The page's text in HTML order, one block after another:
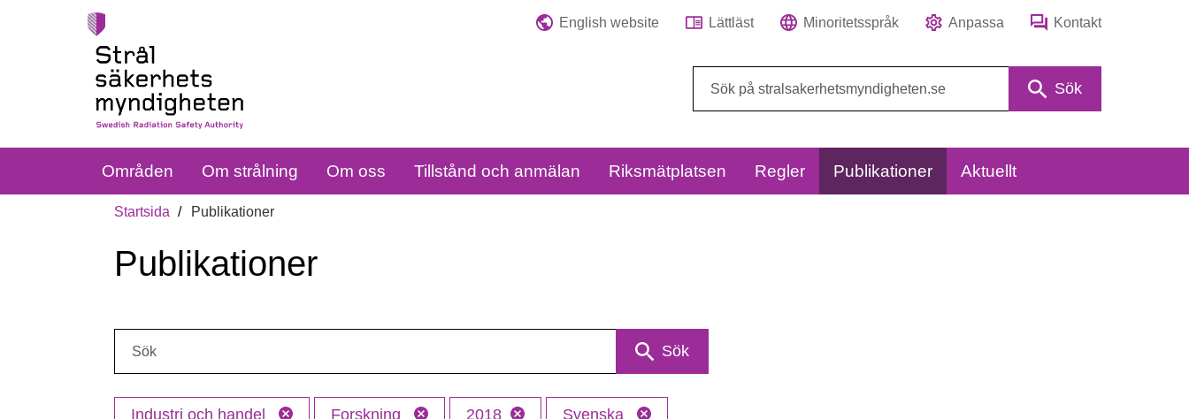
English website Lättläst Minoritetsspråk Anpassa Kontakt
Sök
Områden Om strålning Om oss Tillstånd och anmälan Riksmätplatsen Regler Publikationer Aktuellt
Startsida Publikationer
Publikationer
Sök
Industri och handel Forskning 2018 Svenska